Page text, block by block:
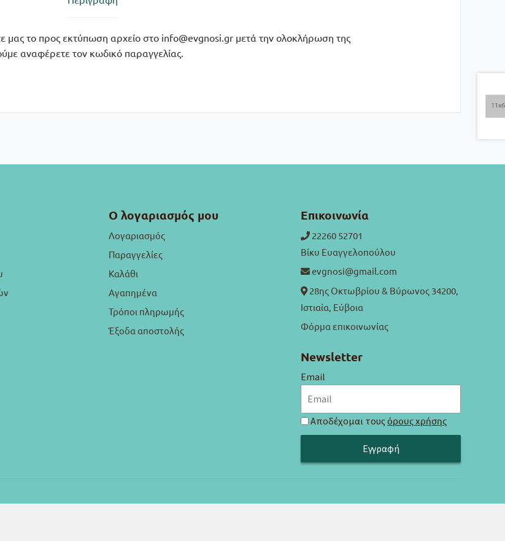
μας το προς εκτύπωση αρχείο στο info@evgnosi.gr μετά την ολοκλήρωση της
αναφέρετε τον κωδικό παραγγελίας.
Ο λογαριασμός μου
Λογαριασμός
Παραγγελίες
Καλάθι
Αγαπημένα
Τρόποι πληρωμής
Έξοδα αποστολής
Επικοινωνία
22260 52701
Βίκυ Ευαγγελοπούλου
evgnosi@gmail.com
28ης Οκτωβρίου & Βύρωνος 34200,
Ιστιαία, Εύβοια
Φόρμα επικοινωνίας
Newsletter
Email
Αποδέχομαι τουςόρους χρήσης